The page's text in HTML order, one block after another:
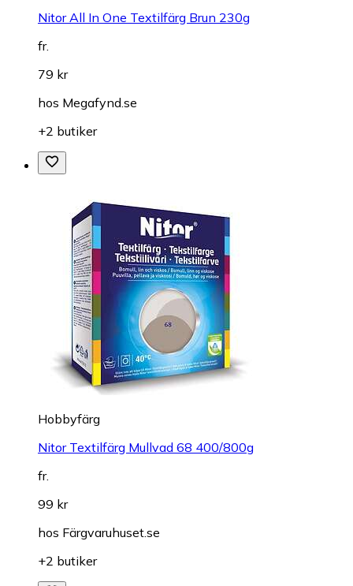
Nitor All In One Textilfärg Brun 230g
fr.
79 kr
hos Megafynd.se
+2 butiker
Hobbyfärg
Nitor Textilfärg Mullvad 68 400/800g
fr.
99 kr
hos Färgvaruhuset.se
+2 butiker